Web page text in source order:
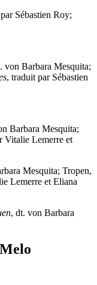
Sébastien Roy;
von Barbara Mesquita;
, traduit par Sébastien
Barbara Mesquita;
Vitalie Lemerre et
Mesquita; Tropen,
Lemerre et Eliana
, dt. von Barbara